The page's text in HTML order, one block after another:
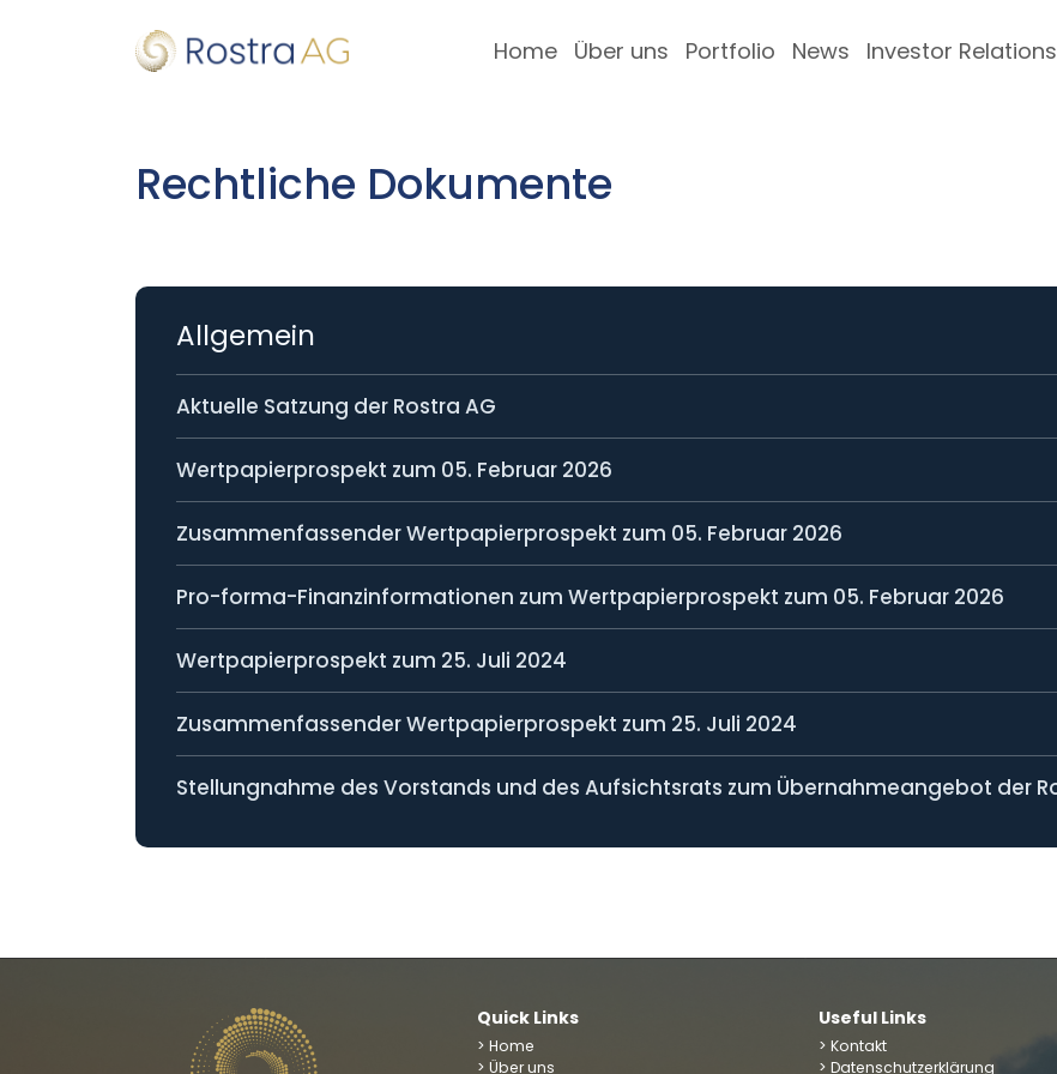
Home Über uns Portfolio News Investor Relations
Rechtliche Dokumente
Allgemein
Aktuelle Satzung der Rostra AG
Wertpapierprospekt zum 05. Februar 2026
Zusammenfassender Wertpapierprospekt zum 05. Februar 2026
Pro-forma-Finanzinformationen zum Wertpapierprospekt zum 05. Februar 2026
Wertpapierprospekt zum 25. Juli 2024
Zusammenfassender Wertpapierprospekt zum 25. Juli 2024
Quick Links
> Home
> Über uns
Useful Links
> Kontakt
> Datenschutzerklärung